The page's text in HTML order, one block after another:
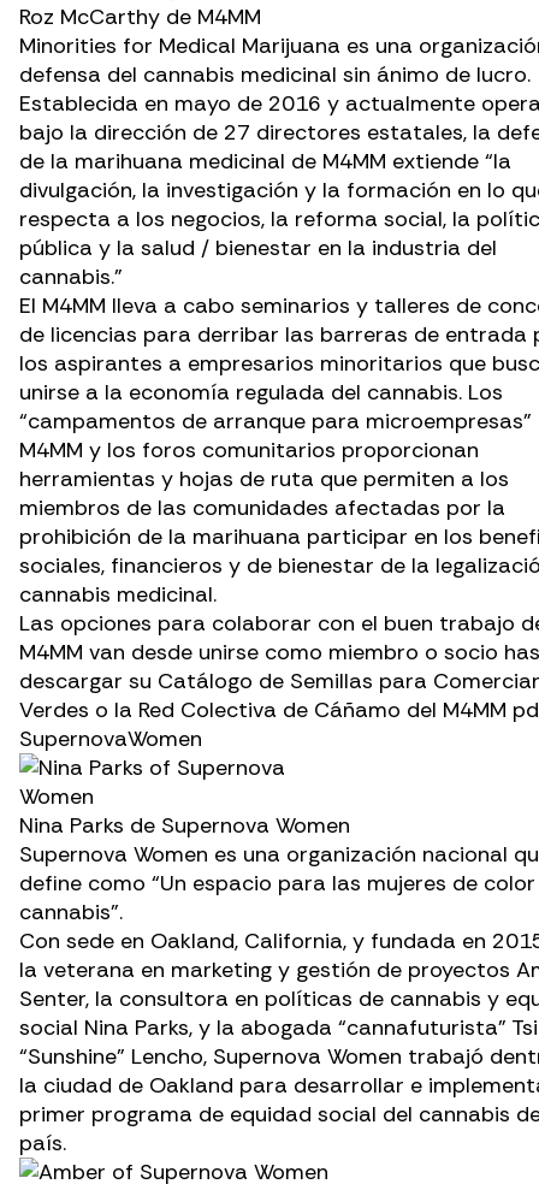
Roz McCarthy de M4MM
Minorities for Medical Marijuana es una
defensa del cannabis medicinal sin ánimo de lucro.
Establecida en mayo de 2016 y actualmente
bajo la dirección de 27 directores estatales, la
de la marihuana medicinal de M4MM extiende “la
divulgación, la investigación y la formación en lo
respecta a los negocios, la reforma social, la
pública y la salud / bienestar en la industria del
cannabis.”
El M4MM lleva a cabo seminarios y talleres de
de licencias para derribar las barreras de entrada
los aspirantes a empresarios minoritarios que
unirse a la economía regulada del cannabis. Los
“campamentos de arranque para microempresas”
M4MM y los foros comunitarios proporcionan
herramientas y hojas de ruta que permiten a los
miembros de las comunidades afectadas por la
prohibición de la marihuana participar en los
sociales, financieros y de bienestar de la
cannabis medicinal.
Las opciones para colaborar con el buen trabajo
M4MM van desde unirse como miembro o socio
descargar su Catálogo de Semillas para
Verdes o la Red Colectiva de Cáñamo del M4MM
SupernovaWomen
Nina Parks de Supernova Women
Supernova Women es una organización nacional
define como “Un espacio para las mujeres de
cannabis”.
Con sede en Oakland, California, y fundada en
la veterana en marketing y gestión de proyectos
Senter, la consultora en políticas de cannabis y
social Nina Parks, y la abogada “cannafuturista”
“Sunshine” Lencho, Supernova Women trabajó
la ciudad de Oakland para desarrollar e
primer programa de equidad social del cannabis
país.